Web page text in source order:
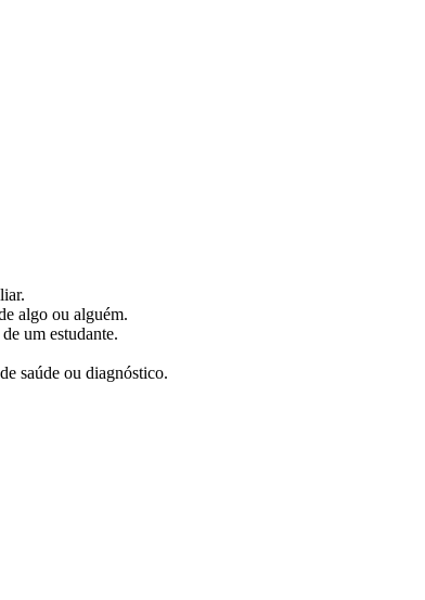
algo ou alguém.
um estudante.
saúde ou diagnóstico.